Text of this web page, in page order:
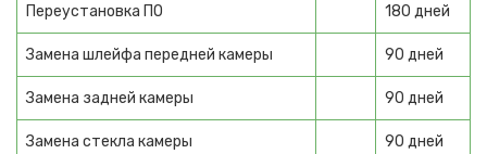
Гироскутеры
Minirobot
Ninebot
Моноколеса
Переустановка ПО 180 дней
Замена шлейфа передней камеры 90 дней
Замена задней камеры 90 дней
Замена стекла камеры 90 дней